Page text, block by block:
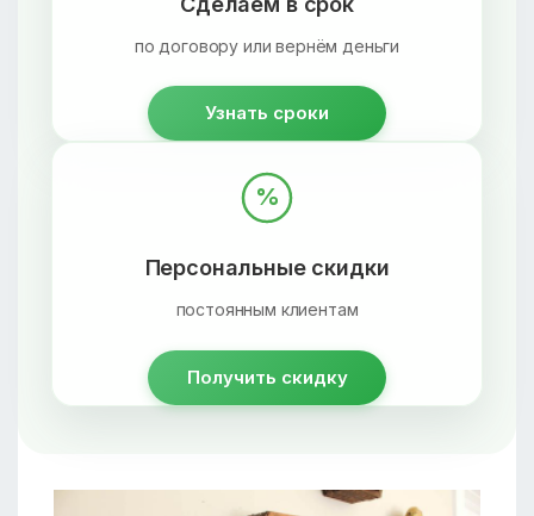
по договору или вернём деньги
Узнать сроки
%
Персональные скидки
постоянным клиентам
Получить скидку